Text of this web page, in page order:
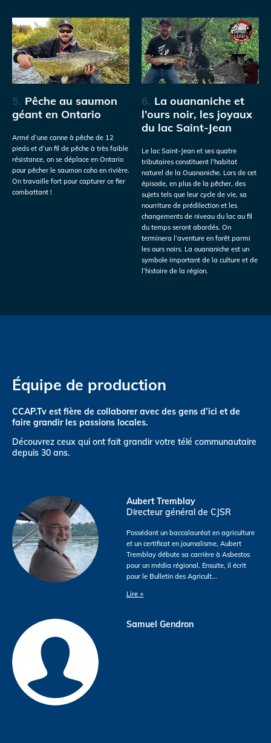
5. Pêche au saumon
géant en Ontario
Armé d’une canne à pêche de 12
pieds et d’un fil de pêche à très faible
résistance, on se déplace en Ontario
pour pêcher le saumon coho en rivière.
On travaille fort pour capturer ce fier
combattant !
6. La ouananiche et
l’ours noir, les joyaux
du lac Saint-Jean
Le lac Saint-Jean et ses quatre
tributaires constituent l’habitat
naturel de la Ouananiche. Lors de cet
épisode, en plus de la pêcher, des
sujets tels que leur cycle de vie, sa
nourriture de prédilection et les
changements de niveau du lac au fil
du temps seront abordés. On
terminera l’aventure en forêt parmi
les ours noirs. La ouananiche est un
symbole important de la culture et de
l’histoire de la région.
Équipe de production
CCAP.Tv est fière de collaborer avec des gens d’ici et de
faire grandir les passions locales.
Découvrez ceux qui ont fait grandir votre télé communautaire
depuis 30 ans.
Aubert Tremblay
Directeur général de CJSR
Possédant un baccalauréat en agriculture
et un certificat en journalisme, Aubert
Tremblay débute sa carrière à Asbestos
pour un média régional. Ensuite, il écrit
pour le Bulletin des Agricult...
Lire +
Samuel Gendron